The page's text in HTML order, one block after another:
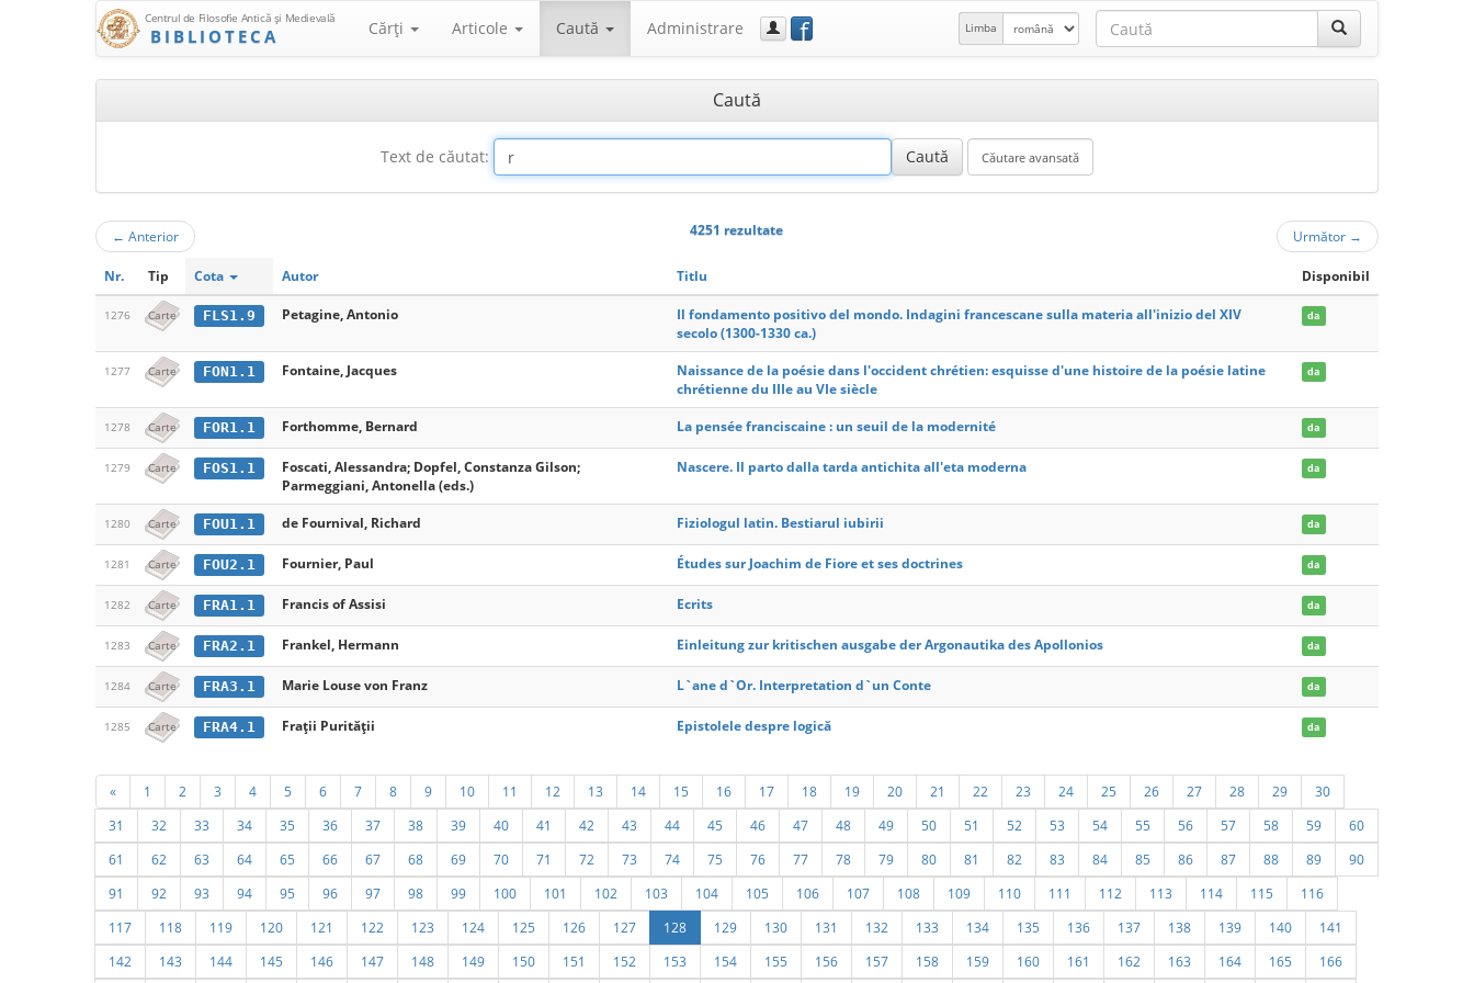
Centrul de Filosofie Antică şi Medievală
BIBLIOTECA Cărţi Articole Caută Administrare f Limba
Caută
Text de căutat:
← Anterior 4251 rezultate Următor →
Nr. Tip Cota Autor Titlu Disponibil
1276 Carte FLS1.9 Petagine, Antonio
Il fondamento positivo del mondo. Indagini francescane sulla materia all'inizio del XIV
secolo (1300-1330 ca.)
da
1277 Carte FON1.1 Fontaine, Jacques
Naissance de la poésie dans l'occident chrétien: esquisse d'une histoire de la poésie latine
chrétienne du IIIe au VIe siècle
da
1278 Carte FOR1.1 Forthomme, Bernard La pensée franciscaine : un seuil de la modernité da
1279 Carte FOS1.1
Foscati, Alessandra; Dopfel, Constanza Gilson;
Parmeggiani, Antonella (eds.)
Nascere. Il parto dalla tarda antichita all'eta moderna da
1280 Carte FOU1.1 de Fournival, Richard Fiziologul latin. Bestiarul iubirii da
1281 Carte FOU2.1 Fournier, Paul Études sur Joachim de Fiore et ses doctrines da
1282 Carte FRA1.1 Francis of Assisi Ecrits da
1283 Carte FRA2.1 Frankel, Hermann Einleitung zur kritischen ausgabe der Argonautika des Apollonios da
1284 Carte FRA3.1 Marie Louse von Franz L`ane d`Or. Interpretation d`un Conte da
1285 Carte FRA4.1 Frații Purității Epistolele despre logică da
« 1 2 3 4 5 6 7 8 9 10 11 12 13 14 15 16 17 18 19 20 21 22 23 24 25 26 27 28 29
30
31
32 33 34 35 36 37 38 39 40 41 42 43 44 45 46 47 48 49 50 51 52 53 54 55 56 57 58 59
60
61
62 63 64 65 66 67 68 69 70 71 72 73 74 75 76 77 78 79 80 81 82 83 84 85 86 87 88 89
90
91
92 93 94 95 96 97 98 99 100 101 102 103 104 105 106 107 108 109 110 111 112 113 114 115
116
117
118 119 120 121 122 123 124 125 126 127 128 129 130 131 132 133 134 135 136 137 138 139 140
141
142
143 144 145 146 147 148 149 150 151 152 153 154 155 156 157 158 159 160 161 162 163 164 165 166